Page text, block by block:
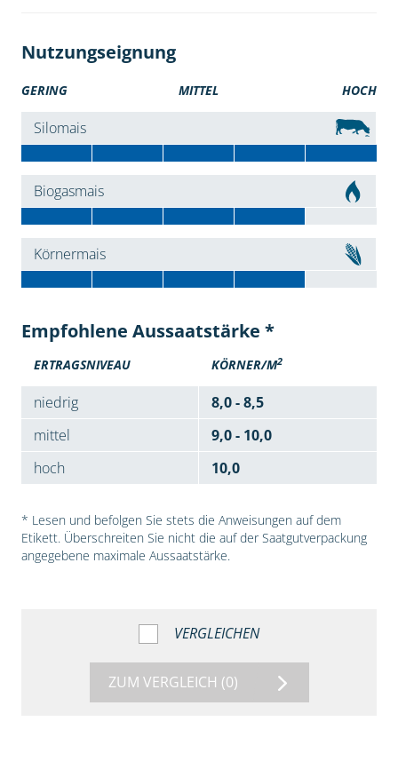
Nutzungseignung
GERING MITTEL HOCH
Silomais
Biogasmais
Körnermais
Empfohlene Aussaatstärke *
ERTRAGSNIVEAU KÖRNER/M2
niedrig
8,0 - 8,5
mittel
9,0 - 10,0
hoch
10,0
* Lesen und befolgen Sie stets die Anweisungen auf dem
Etikett. Überschreiten Sie nicht die auf der Saatgutverpackung
angegebene maximale Aussaatstärke.
VERGLEICHEN
ZUM VERGLEICH (0)